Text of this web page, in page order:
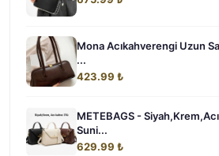
Mona Acıkahverengi Uzun
...
423.99 ₺
METEBAGS -
Suni...
629.99 ₺